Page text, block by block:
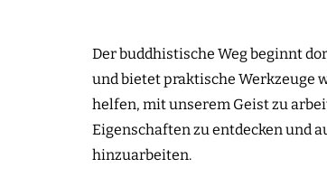
Der buddhistische Weg beginnt
und bietet praktische Werkzeuge
helfen, mit unserem Geist zu
Eigenschaften zu entdecken und
hinzuarbeiten.